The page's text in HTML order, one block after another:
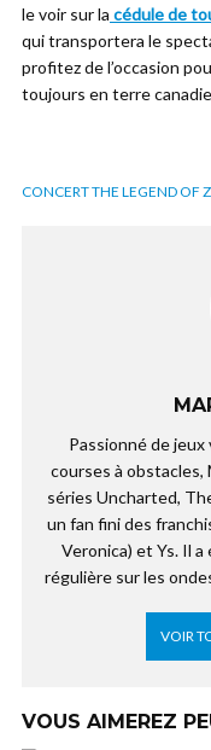
le voir sur la cédule de
qui transportera le
profitez de l’occasion
toujours en terre
CONCERT THE LEGEND OF
Passionné de
courses à
séries Uncharted,
un fan fini des
Veronica) et Ys. Il
régulière sur les
VOIR
VOUS AIMEREZ